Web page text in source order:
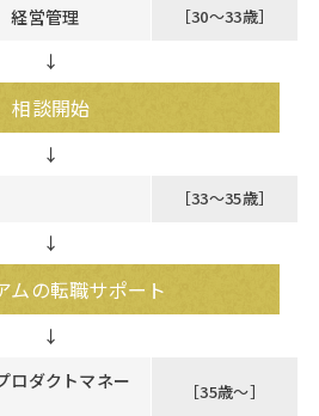
経営管理
［30～33歳］
↓
相談開始
［33～35歳］
↓
ムの転職サポート
ダクトマネー
［35歳～］